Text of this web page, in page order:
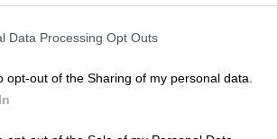
Data Processing Opt Outs
opt-out of the Sharing of my personal data.
el protocolo
con la prevención y la